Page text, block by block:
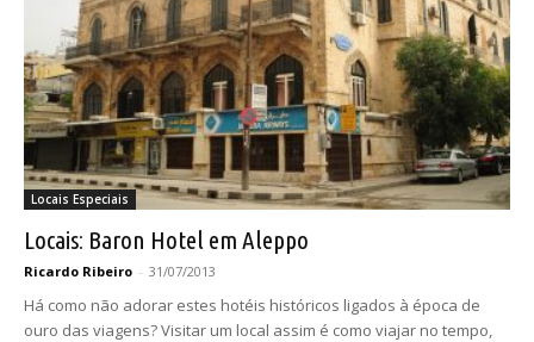
Locais Especiais
Locais: Baron Hotel em Aleppo
Ricardo Ribeiro - 31/07/2013
Há como não adorar estes hotéis históricos ligados à época de
ouro das viagens? Visitar um local assim é como viajar no tempo,